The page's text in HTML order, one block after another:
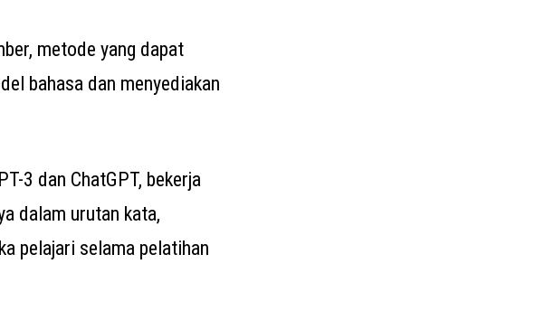
metode yang dapat
bahasa dan menyediakan
3 dan ChatGPT, bekerja
dalam urutan kata,
pelajari selama pelatihan